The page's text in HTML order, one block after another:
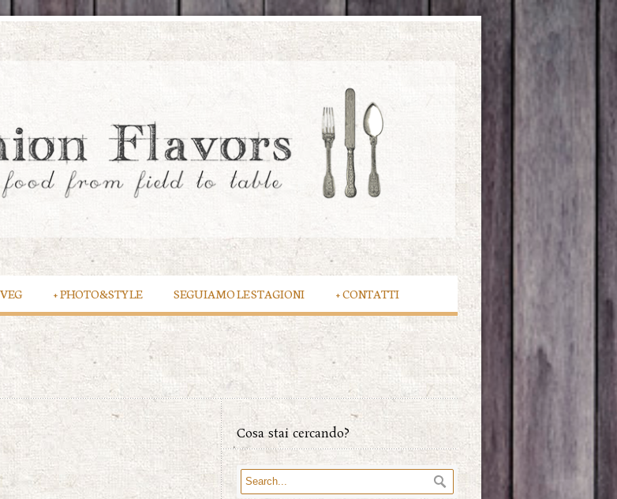
PHOTO&STYLE
+ SEGUIAMO LE STAGIONI CONTATTI
+
Cosa stai cercando?